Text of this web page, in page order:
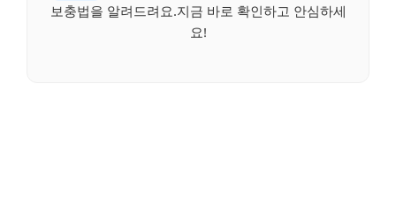
보충법을 알려드려요.지금 바로 확인하고 안심하세
요!